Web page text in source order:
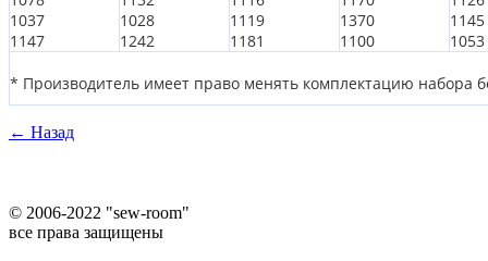
1037
1147
1028
1242
1119
1181
1370
1100
1145
1053
* Производитель имеет право менять комплектацию набора
← Назад
© 2006-2022 "sew-room"
все права защищены